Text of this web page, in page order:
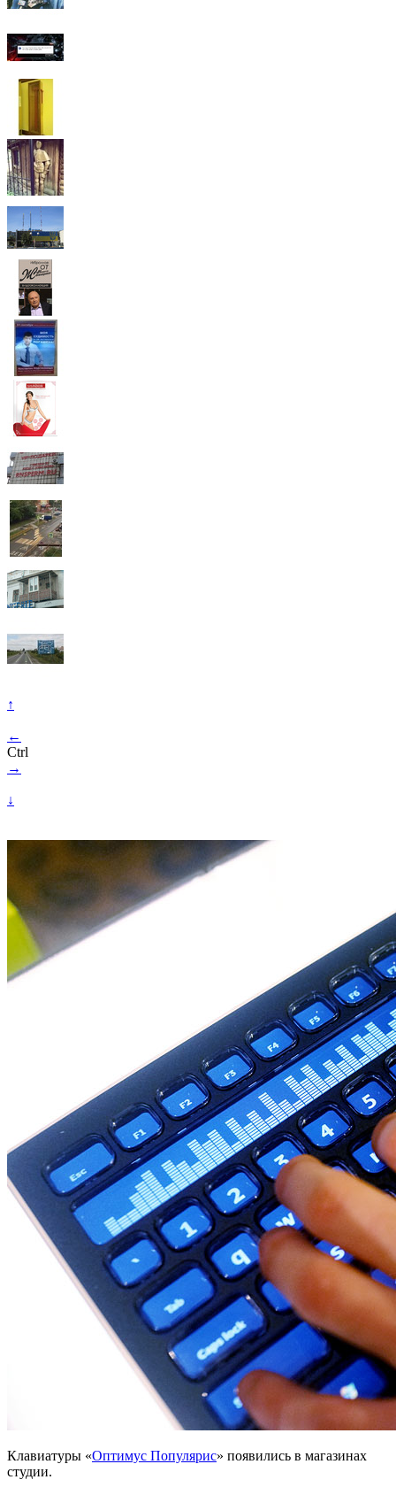
↑
←
Ctrl
→
↓
Клавиатуры «Оптимус Популярис» появились в магазинах
студии.